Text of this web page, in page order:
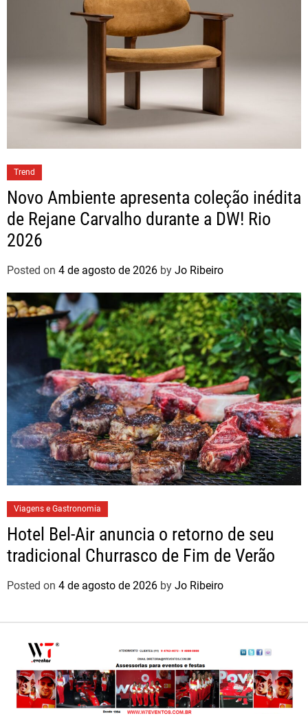
Trend
Novo Ambiente apresenta coleção inédita
de Rejane Carvalho durante a DW! Rio
2026
Posted on 4 de agosto de 2026 by Jo Ribeiro
Viagens e Gastronomia
Hotel Bel-Air anuncia o retorno de seu
tradicional Churrasco de Fim de Verão
Posted on 4 de agosto de 2026 by Jo Ribeiro